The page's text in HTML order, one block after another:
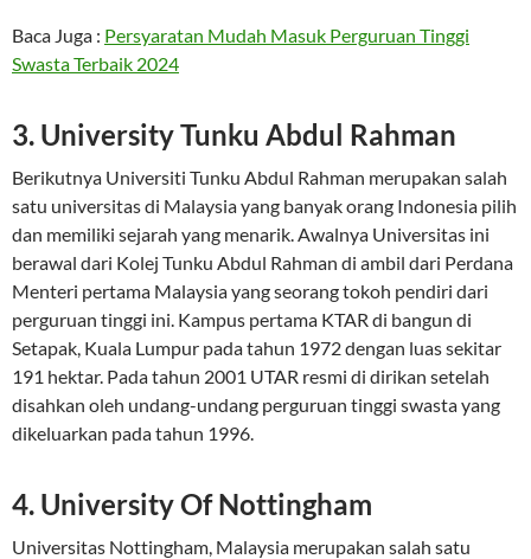
Baca Juga : Persyaratan Mudah Masuk Perguruan Tinggi
Swasta Terbaik 2024
3. University Tunku Abdul Rahman
Berikutnya Universiti Tunku Abdul Rahman merupakan salah
satu universitas di Malaysia yang banyak orang Indonesia pilih
dan memiliki sejarah yang menarik. Awalnya Universitas ini
berawal dari Kolej Tunku Abdul Rahman di ambil dari Perdana
Menteri pertama Malaysia yang seorang tokoh pendiri dari
perguruan tinggi ini. Kampus pertama KTAR di bangun di
Setapak, Kuala Lumpur pada tahun 1972 dengan luas sekitar
191 hektar. Pada tahun 2001 UTAR resmi di dirikan setelah
disahkan oleh undang-undang perguruan tinggi swasta yang
dikeluarkan pada tahun 1996.
4. University Of Nottingham
Universitas Nottingham, Malaysia merupakan salah satu